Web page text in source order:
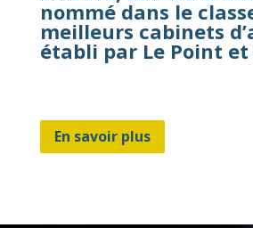
nommé dans le
meilleurs cabinets
établi par Le Point
En savoir plus